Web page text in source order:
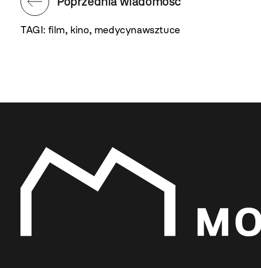
TAGI: film, kino, medycynawsztuce